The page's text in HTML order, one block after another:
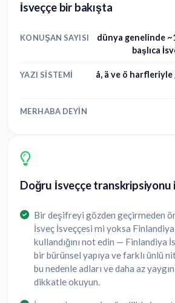
İsveççe bir bakışta
KONUŞAN SAYISI
dünya genelinde
başlıca
YAZI SISTEMI
å, ä ve ö
MERHABA DEYIN
Doğru İsveççe transkripsiyonu
Bir deşifreyi gözden geçirmeden
İsveç İsveççesi mi yoksa
kullandığını not edin — Finlandiya
bir bürünsel yapıya ve farklı ünlü
bu nedenle adları ve daha az
dikkatle okuyun.